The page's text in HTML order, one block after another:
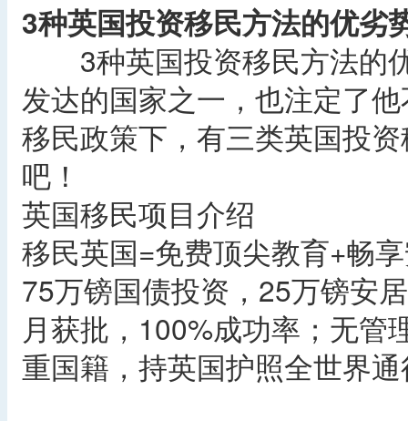
3种英国投资移民方法的优劣
3种英国投资移民方法的
发达的国家之一，也注定了
移民政策下，有三类英国投
吧！
英国移民项目介绍
移民英国=免费顶尖教育+畅
75万镑国债投资，25万镑安
月获批，100%成功率；无管
重国籍，持英国护照全世界